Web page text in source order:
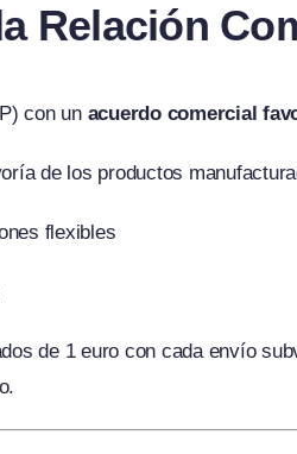
Relación
con un acuerdo comercial
de los productos
flexibles
de 1 euro con cada envío